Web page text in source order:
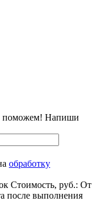
поможем! Напиши
обработку
Стоимость, руб.: От
после выполнения